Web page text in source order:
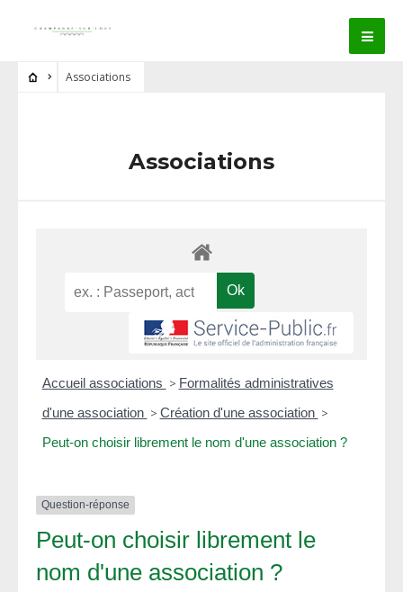
Associations
Associations
Accueil associations > Formalités administratives
d'une association > Création d'une association >
Peut-on choisir librement le nom d'une association ?
Question-réponse
Peut-on choisir librement le
nom d'une association ?